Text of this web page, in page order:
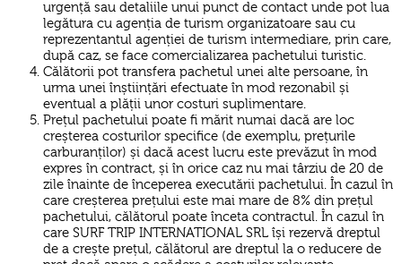
urgență sau detaliile unui punct de contact unde pot lua
legătura cu agenția de turism organizatoare sau cu
reprezentantul agenției de turism intermediare, prin care,
după caz, se face comercializarea pachetului turistic.
Călătorii pot transfera pachetul unei alte persoane, în
urma unei înștiințări efectuate în mod rezonabil și
eventual a plății unor costuri suplimentare.
Prețul pachetului poate fi mărit numai dacă are loc
creșterea costurilor specifice (de exemplu, prețurile
carburanților) și dacă acest lucru este prevăzut în mod
expres în contract, și în orice caz nu mai târziu de 20 de
zile înainte de începerea executării pachetului. În cazul în
care creșterea prețului este mai mare de 8% din prețul
pachetului, călătorul poate înceta contractul. În cazul în
care SURF TRIP INTERNATIONAL SRL își rezervă dreptul
de a crește prețul, călătorul are dreptul la o reducere de